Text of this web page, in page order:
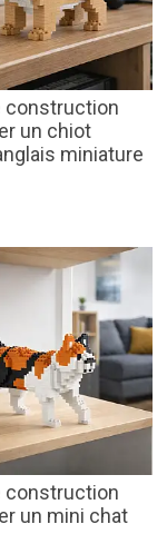
construction
un chiot
miniature
construction
un mini chat